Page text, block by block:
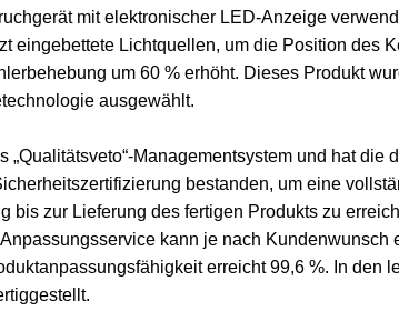
mit elektronischer LED-Anzeige
eingebettete Lichtquellen, um die Position des
um 60 % erhöht. Dieses Produkt
ausgewählt.
„Qualitätsveto“-Managementsystem und hat die
bestanden, um eine
bis zur Lieferung des fertigen Produkts zu
kann je nach
erreicht 99,6 %. In den